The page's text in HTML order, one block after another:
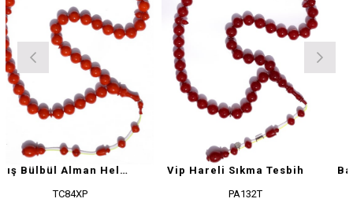
Barış Bülbül Alman Helezon Hareli Sıkma Tesbih
Vip Hareli Sıkma Tesbih